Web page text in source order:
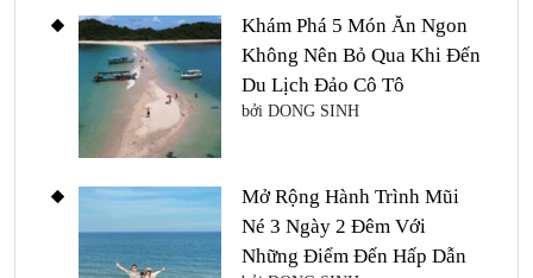
Khám Phá 5 Món Ăn Ngon
Không Nên Bỏ Qua Khi Đến
Du Lịch Đảo Cô Tô
bởi DONG SINH
Mở Rộng Hành Trình Mũi
Né 3 Ngày 2 Đêm Với
Những Điểm Đến Hấp Dẫn